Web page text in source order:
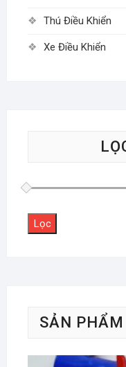
Thú Điều Khiển
Xe Điều Khiển
Lọc
SẢN